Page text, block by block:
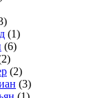
(1)
(6)
(2)
(3)